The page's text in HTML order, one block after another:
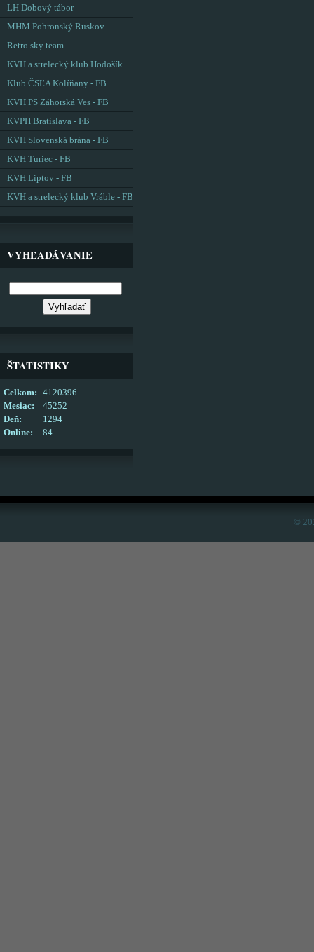
LH Dobový tábor
MHM Pohronský Ruskov
Retro sky team
KVH a strelecký klub Hodošík
Klub ČSĽA Kolíňany - FB
KVH PS Záhorská Ves - FB
KVPH Bratislava - FB
KVH Slovenská brána - FB
KVH Turiec - FB
KVH Liptov - FB
KVH a strelecký klub Vráble - FB
VYHĽADÁVANIE
ŠTATISTIKY
Online: 84
Celkom:
4120396
Mesiac:
45252
Deň:
1294
©